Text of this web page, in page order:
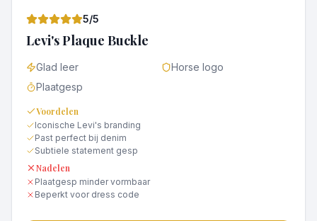
5/5
Levi's Plaque Buckle
Glad leer
Horse logo
Plaatgesp
Voordelen
Iconische Levi's branding
Past perfect bij denim
Subtiele statement gesp
Nadelen
Plaatgesp minder vormbaar
Beperkt voor dress code